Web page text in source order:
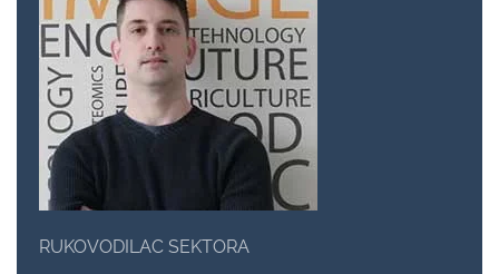
RUKOVODILAC SEKTORA